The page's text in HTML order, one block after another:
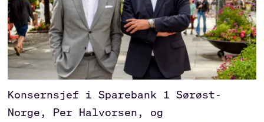
Konsernsjef i Sparebank 1 Sørøst-
Norge, Per Halvorsen, og